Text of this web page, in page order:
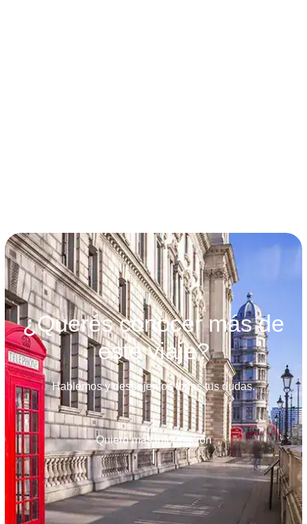
¿Querés conocer más de
este viaje?
Hablemos y despejemos todas tus dudas.
Quiero más información